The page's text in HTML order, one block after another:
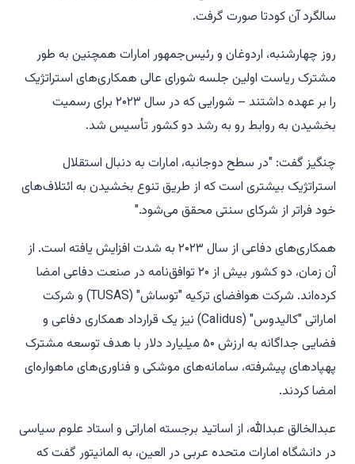
سالگرد آن کودتا صورت گرفت.
روز چهارشنبه، اردوغان و رئیس‌جمهور امارات همچنین به طور
مشترک ریاست اولین جلسه شورای عالی همکاری‌های استراتژیک
را بر عهده داشتند – شورایی که در سال ۲۰۲۳ برای رسمیت
بخشیدن به روابط رو به رشد دو کشور تأسیس شد.
چنگیز گفت: "در سطح دوجانبه، امارات به دنبال استقلال
استراتژیک بیشتری است که از طریق تنوع بخشیدن به ائتلاف‌های
خود فراتر از شرکای سنتی محقق می‌شود."
همکاری‌های دفاعی از سال ۲۰۲۳ به شدت افزایش یافته است. از
آن زمان، دو کشور بیش از ۲۰ توافق‌نامه در صنعت دفاعی امضا
کرده‌اند. شرکت هوافضای ترکیه "توساش" (TUSAS) و شرکت
اماراتی "کالیدوس" (Calidus) نیز یک قرارداد همکاری دفاعی و
فضایی جداگانه به ارزش ۵۰ میلیارد دلار با هدف توسعه مشترک
پهپادهای پیشرفته، سامانه‌های موشکی و فناوری‌های ماهواره‌ای
امضا کردند.
عبدالخالق عبدالله، از اساتید برجسته اماراتی و استاد علوم سیاسی
در دانشگاه امارات متحده عربی در العین، به المانیتور گفت که